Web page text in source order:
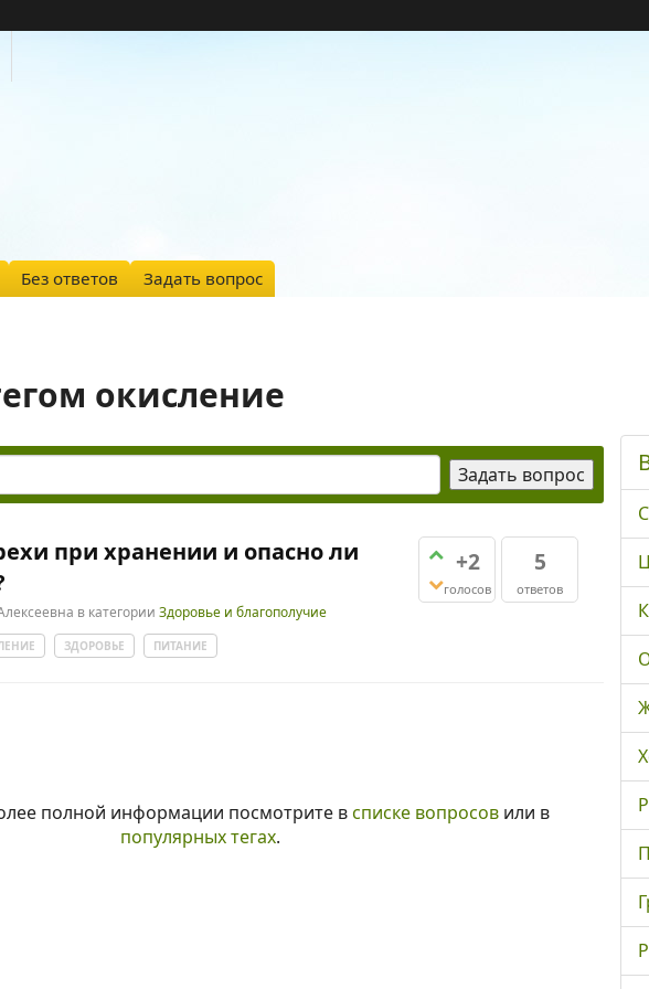
Без ответов Задать вопрос
окисление
+2
голосов
5
ответов
при хранении и опасно ли
в категории Здоровье и благополучие
ЗДОРОВЬЕ ПИТАНИЕ
полной информации посмотрите всписке вопросов или в
популярных тегах.